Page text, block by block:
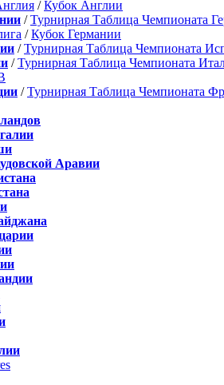
/Кубок Англии
/Турнирная Таблица Чемпионата
/Кубок Германии
/Турнирная Таблица Чемпионата
/Турнирная Таблица Чемпионата
/Турнирная Таблица Чемпионата
Аравии